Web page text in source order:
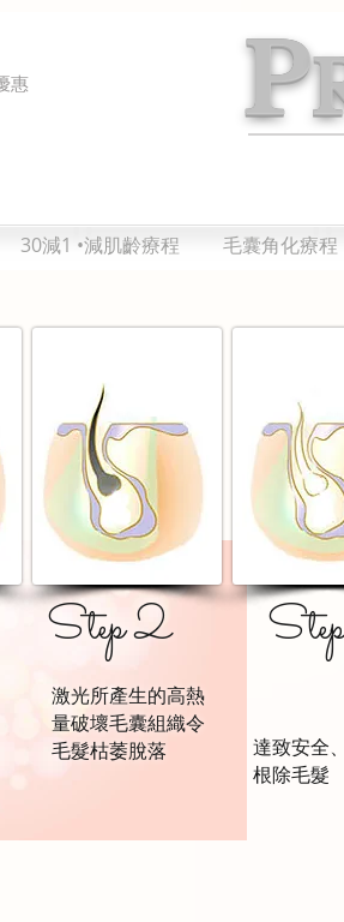
P
30減1 •減肌齡療程 毛囊角化療程
激光所產生的高熱
量破壞毛囊組織令
毛髮枯萎脫落
Step 2
達致安全
根除毛髮